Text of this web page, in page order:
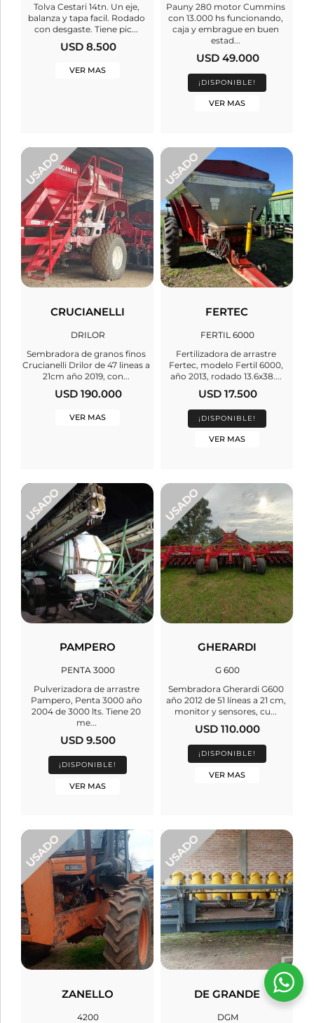
Tolva Cestari 14tn. Un eje,
balanza y tapa facil. Rodado
con desgaste. Tiene pic...
USD 8.500
VER MAS
Pauny 280 motor Cummins
con 13.000 hs funcionando,
caja y embrague en buen
estad...
USD 49.000
¡DISPONIBLE!
VER MAS
CRUCIANELLI
DRILOR
Sembradora de granos finos
Crucianelli Drilor de 47 lineas a
21cm año 2019, con...
USD 190.000
VER MAS
FERTEC
FERTIL 6000
Fertilizadora de arrastre
Fertec, modelo Fertil 6000,
año 2013, rodado 13.6x38....
USD 17.500
¡DISPONIBLE!
VER MAS
PAMPERO
PENTA 3000
Pulverizadora de arrastre
Pampero, Penta 3000 año
2004 de 3000 lts. Tiene 20
me...
USD 9.500
¡DISPONIBLE!
VER MAS
GHERARDI
G 600
Sembradora Gherardi G600
año 2012 de 51 líneas a 21 cm,
monitor y sensores, cu...
USD 110.000
¡DISPONIBLE!
VER MAS
ZANELLO
4200
DE GRANDE
DGM